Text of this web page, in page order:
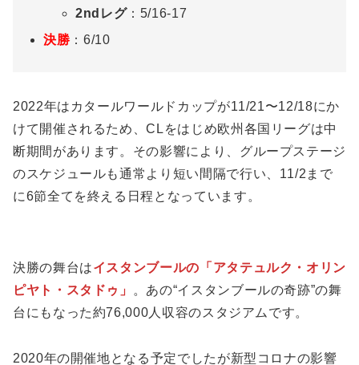
2ndレグ：5/16-17
決勝 ：6/10
2022年はカタールワールドカップが11/21〜12/18にか
けて開催されるため、CLをはじめ欧州各国リーグは中
断期間があります。その影響により、グループステージ
のスケジュールも通常より短い間隔で行い、11/2まで
に6節全てを終える日程となっています。
決勝の舞台はイスタンブールの「アタテュルク・オリン
ピヤト・スタドゥ」
。あの“イスタンブールの奇跡”の舞
台にもなった約76,000人収容のスタジアムです。
2020年の開催地となる予定でしたが新型コロナの影響